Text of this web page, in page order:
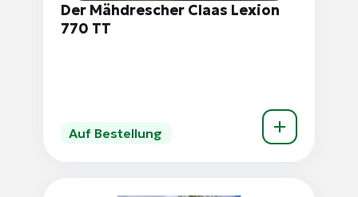
Der Mähdrescher Claas Lexion
770 TT
Auf Bestellung